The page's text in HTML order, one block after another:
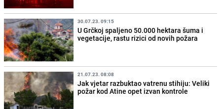
30.07.23. 09:15
U Grčkoj spaljeno 50.000 hektara šuma i
vegetacije, rastu rizici od novih požara
21.07.23. 08:08
Jak vjetar razbuktao vatrenu stihiju: Veliki
požar kod Atine opet izvan kontrole